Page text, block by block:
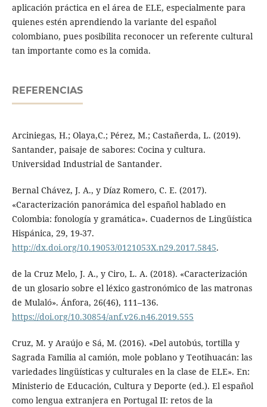
aplicación práctica en el área de ELE, especialmente para
quienes estén aprendiendo la variante del español
colombiano, pues posibilita reconocer un referente cultural
tan importante como es la comida.
REFERENCIAS
Arciniegas, H.; Olaya,C.; Pérez, M.; Castañerda, L. (2019).
Santander, paisaje de sabores: Cocina y cultura.
Universidad Industrial de Santander.
Bernal Chávez, J. A., y Díaz Romero, C. E. (2017).
«Caracterización panorámica del español hablado en
Colombia: fonología y gramática». Cuadernos de Lingüística
Hispánica, 29, 19-37.
http://dx.doi.org/10.19053/0121053X.n29.2017.5845.
de la Cruz Melo, J. A., y Ciro, L. A. (2018). «Caracterización
de un glosario sobre el léxico gastronómico de las matronas
de Mulaló». Ánfora, 26(46), 111–136.
https://doi.org/10.30854/anf.v26.n46.2019.555
Cruz, M. y Araújo e Sá, M. (2016). «Del autobús, tortilla y
Sagrada Familia al camión, mole poblano y Teotihuacán: las
variedades lingüísticas y culturales en la clase de ELE». En:
Ministerio de Educación, Cultura y Deporte (ed.). El español
como lengua extranjera en Portugal II: retos de la